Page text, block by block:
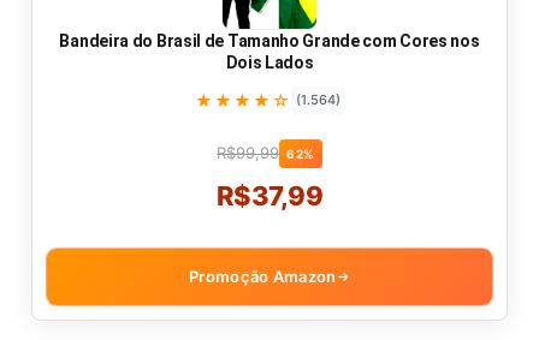
Bandeira do Brasil de Tamanho Grande com Cores nos
Dois Lados
★★★★☆ (1.564)
R$99,99 62%
R$37,99
Promoção Amazon →